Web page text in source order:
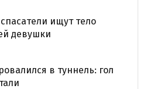
ищут тело
девушки
в туннель: гол